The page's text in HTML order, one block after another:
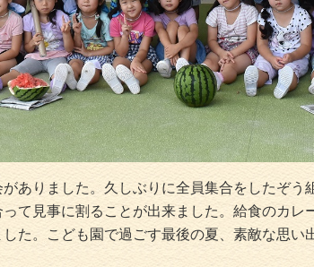
ありました。久しぶりに全員集合をしたぞう
て見事に割ることが出来ました。給食のカレ
た。こども園で過ごす最後の夏、素敵な思